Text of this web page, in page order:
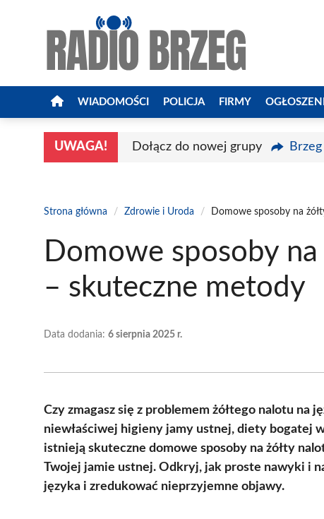
WIADOMOŚCI POLICJA FIRMY
UWAGA! Dołącz do nowej grupy
Strona główna / Zdrowie i Uroda / Domowe sposoby na
Domowe sposoby
– skuteczne metody
Data dodania: 6 sierpnia 2025 r.
Czy zmagasz się z problemem żółtego nalotu na
niewłaściwej higieny jamy ustnej, diety bogatej
istnieją skuteczne domowe sposoby na żółty
Twojej jamie ustnej. Odkryj, jak proste nawyki i
języka i zredukować nieprzyjemne objawy.